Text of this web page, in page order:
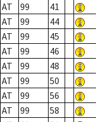
AT
99 41
AT
99 44
AT
99 45
AT
99 46
AT
99 48
AT
99 50
AT
99 56
AT
99 58